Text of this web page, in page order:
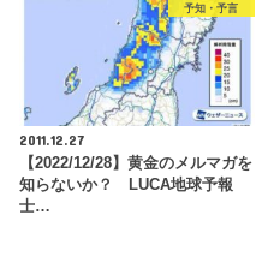
予知・予言
2011.12.27
【2022/12/28】黄金のメルマガを
知らないか？ LUCA地球予報
士…